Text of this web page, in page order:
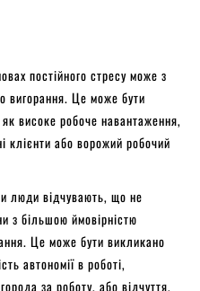
постійного стресу може з
вигорання. Це може бути
високе робоче навантаження,
клієнти або ворожий робочий
люди відчувають, що не
з більшою ймовірністю
Це може бути викликано
автономії в роботі,
за роботу, або відчуття,